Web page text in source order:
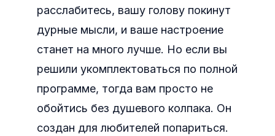
расслабитесь, вашу голову покинут
дурные мысли, и ваше настроение
станет на много лучше. Но если вы
решили укомплектоваться по полной
программе, тогда вам просто не
обойтись без душевого колпака. Он
создан для любителей попариться.